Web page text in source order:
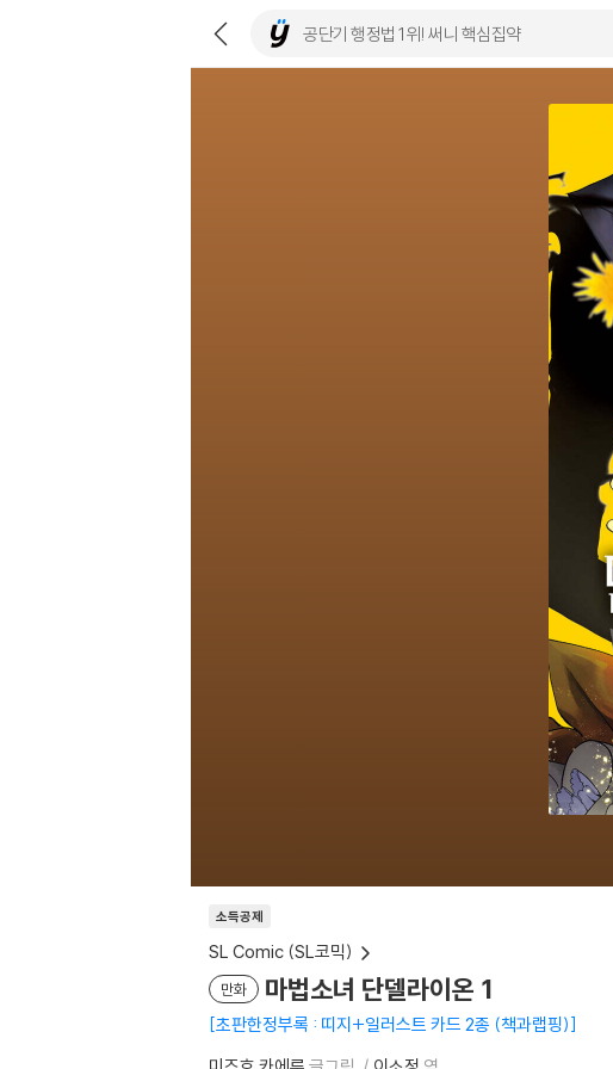
소득공제
SL Comic (SL코믹)
만화 마법소녀 단델라이온 1
초판한정부록 : 띠지+일러스트 카드 2종 (책과랩핑)